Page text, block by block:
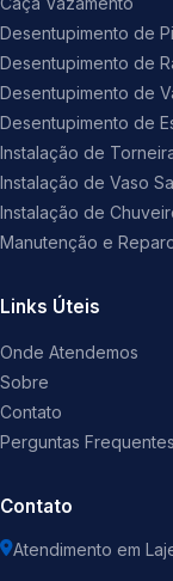
Desentupimento de
Desentupimento de
Desentupimento de
Desentupimento de
Instalação de
Instalação de Vaso
Instalação de
Manutenção e
Links Úteis
Onde Atendemos
Sobre
Contato
Perguntas Frequentes
Contato
Atendimento em